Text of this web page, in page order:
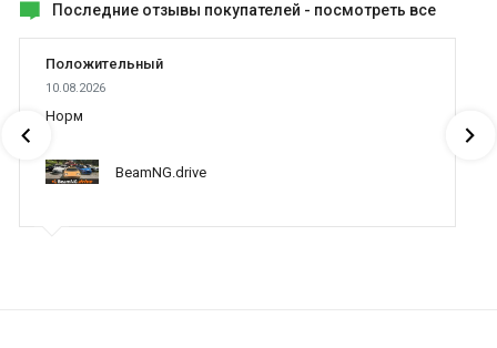
Последние отзывы покупателей - посмотреть все
Положительный
10.08.2026
Норм
BeamNG.drive